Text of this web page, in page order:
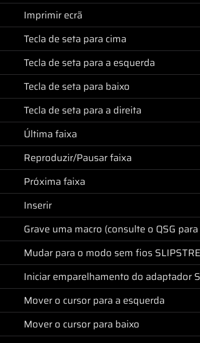
Imprimir ecrã
Tecla de seta para cima
Tecla de seta para a esquerda
Tecla de seta para baixo
Tecla de seta para a direita
Última faixa
Reproduzir/Pausar faixa
Próxima faixa
Inserir
Grave uma macro (consulte o QSG
Mudar para o modo sem fios
Iniciar emparelhamento do adaptador
Mover o cursor para a esquerda
Mover o cursor para baixo